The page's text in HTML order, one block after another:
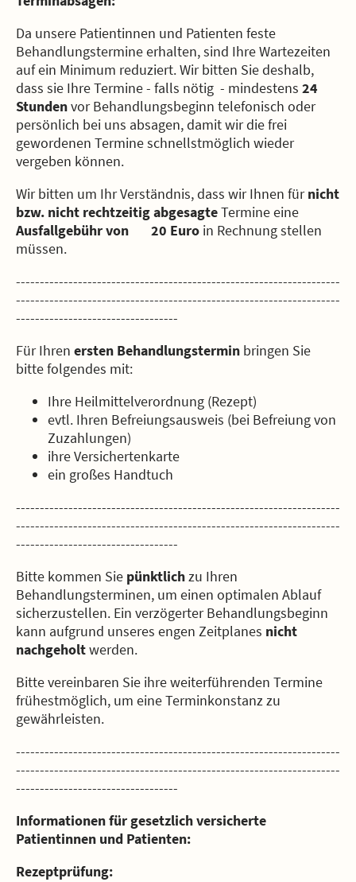
Da unsere Patientinnen und Patienten feste
Behandlungstermine erhalten, sind Ihre Wartezeiten
auf ein Minimum reduziert. Wir bitten Sie deshalb,
dass sie Ihre Termine - falls nötig - mindestens 24
Stundenvor Behandlungsbeginn telefonisch oder
persönlich bei uns absagen, damit wir die frei
gewordenen Termine schnellstmöglich wieder
vergeben können.
Wir bitten um Ihr Verständnis, dass wir Ihnen fürnicht
bzw. nicht rechtzeitig abgesagteTermine eine
Ausfallgebühr von 20 Euro in Rechnung stellen
müssen.
--------------------------------------------------------------------
--------------------------------------------------------------------
----------------------------------
Für Ihren ersten Behandlungstermin bringen Sie
bitte folgendes mit:
Ihre Heilmittelverordnung (Rezept)
evtl. Ihren Befreiungsausweis (bei Befreiung von
Zuzahlungen)
ihre Versichertenkarte
ein großes Handtuch
--------------------------------------------------------------------
--------------------------------------------------------------------
----------------------------------
Bitte kommen Sie pünktlichzu Ihren
Behandlungsterminen, um einen optimalen Ablauf
sicherzustellen. Ein verzögerter Behandlungsbeginn
kann aufgrund unseres engen Zeitplanes nicht
nachgeholtwerden.
Bitte vereinbaren Sie ihre weiterführenden Termine
frühestmöglich, um eine Terminkonstanz zu
gewährleisten.
--------------------------------------------------------------------
--------------------------------------------------------------------
----------------------------------
Informationen für gesetzlich versicherte
Patientinnen und Patienten:
Rezeptprüfung: